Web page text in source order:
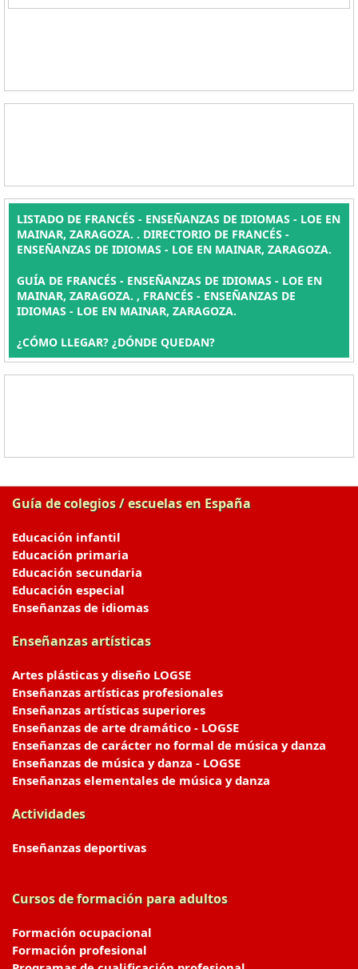
LISTADO DE FRANCÉS - ENSEÑANZAS DE IDIOMAS - LOE EN
MAINAR, ZARAGOZA. . DIRECTORIO DE FRANCÉS -
ENSEÑANZAS DE IDIOMAS - LOE EN MAINAR, ZARAGOZA.
GUÍA DE FRANCÉS - ENSEÑANZAS DE IDIOMAS - LOE EN
MAINAR, ZARAGOZA. , FRANCÉS - ENSEÑANZAS DE
IDIOMAS - LOE EN MAINAR, ZARAGOZA.
¿CÓMO LLEGAR? ¿DÓNDE QUEDAN?
Guía de colegios / escuelas en España
Educación infantil
Educación primaria
Educación secundaria
Educación especial
Enseñanzas de idiomas
Enseñanzas artísticas
Artes plásticas y diseño LOGSE
Enseñanzas artísticas profesionales
Enseñanzas artísticas superiores
Enseñanzas de arte dramático - LOGSE
Enseñanzas de carácter no formal de música y danza
Enseñanzas de música y danza - LOGSE
Enseñanzas elementales de música y danza
Actividades
Enseñanzas deportivas
Cursos de formación para adultos
Formación ocupacional
Formación profesional